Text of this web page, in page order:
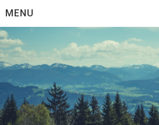
to
content
MENU